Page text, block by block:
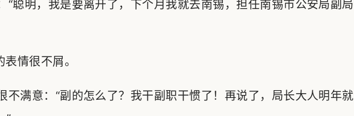
聪明，我是要离开了，下个月我就去南锡，担任南锡市公安局副局
情很不屑。
满意：“副的怎么了？我干副职干惯了！再说了，局长大人明年就